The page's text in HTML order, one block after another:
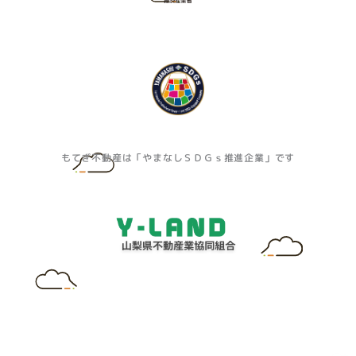
もてぎ不動産は「やまなしＳＤＧｓ推進企業」です